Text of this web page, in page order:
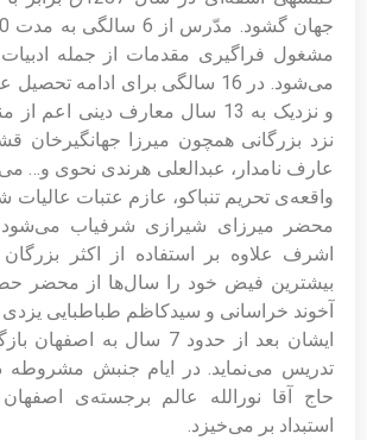
مشغول فراگیری مقدمات از جمله ادبیات
می‌شود. در 16 سالگی برای ادامه
و نزدیک به 13 سال معارف دینی اعم از
نزد بزرگانی همچون میرزا جهانگیرخان
عارف نامدار، عبدالعلی هرندی نحوی و…
واقعه‌ی تحریم تنباکو، عازم عتبات عالیات
محضر میرزای شیرازی شرفیاب
اشرف علاوه بر استفاده از اکثر بزرگان
بیشترین فیض خود را سال‌ها از محضر
آخوند خراسانی و سیدکاظم طباطبایی یزدی
ایشان بعد از حدود 7 سال به
تدریس می‌نماید. در ایام جنبش مشروطه در
حاج آقا نورالله عالم برجسته‌ی اصفهان
استبداد بر می‌خیزد.